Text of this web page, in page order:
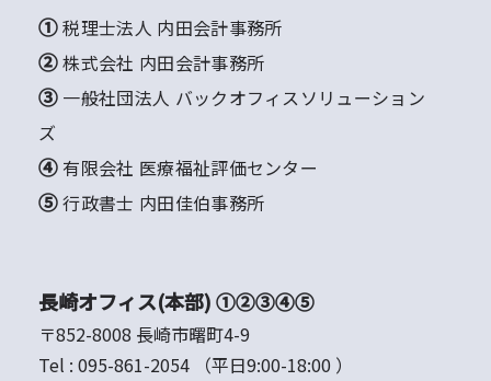
① 税理士法人 内田会計事務所
② 株式会社 内田会計事務所
③ 一般社団法人 バックオフィスソリューション
ズ
④ 有限会社 医療福祉評価センター
⑤ 行政書士 内田佳伯事務所
長崎オフィス(本部) ①②③④⑤
〒852-8008 長崎市曙町4-9
Tel : 095-861-2054
（平日9:00-18:00 ）